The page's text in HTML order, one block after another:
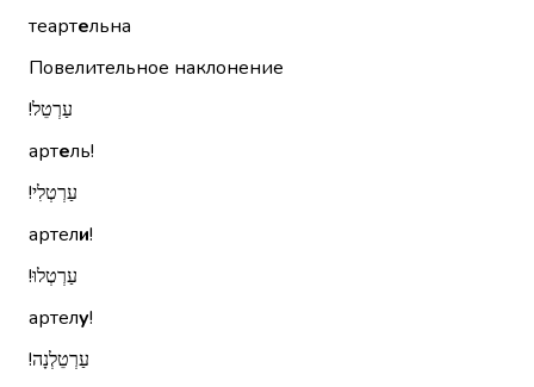
теартельна
Повелительное наклонение
עַרְטֵל!‏
артель!
עַרְטְלִי!‏
артели!
עַרְטְלוּ!‏
артелу!
עַרְטֵלְנָה!‏